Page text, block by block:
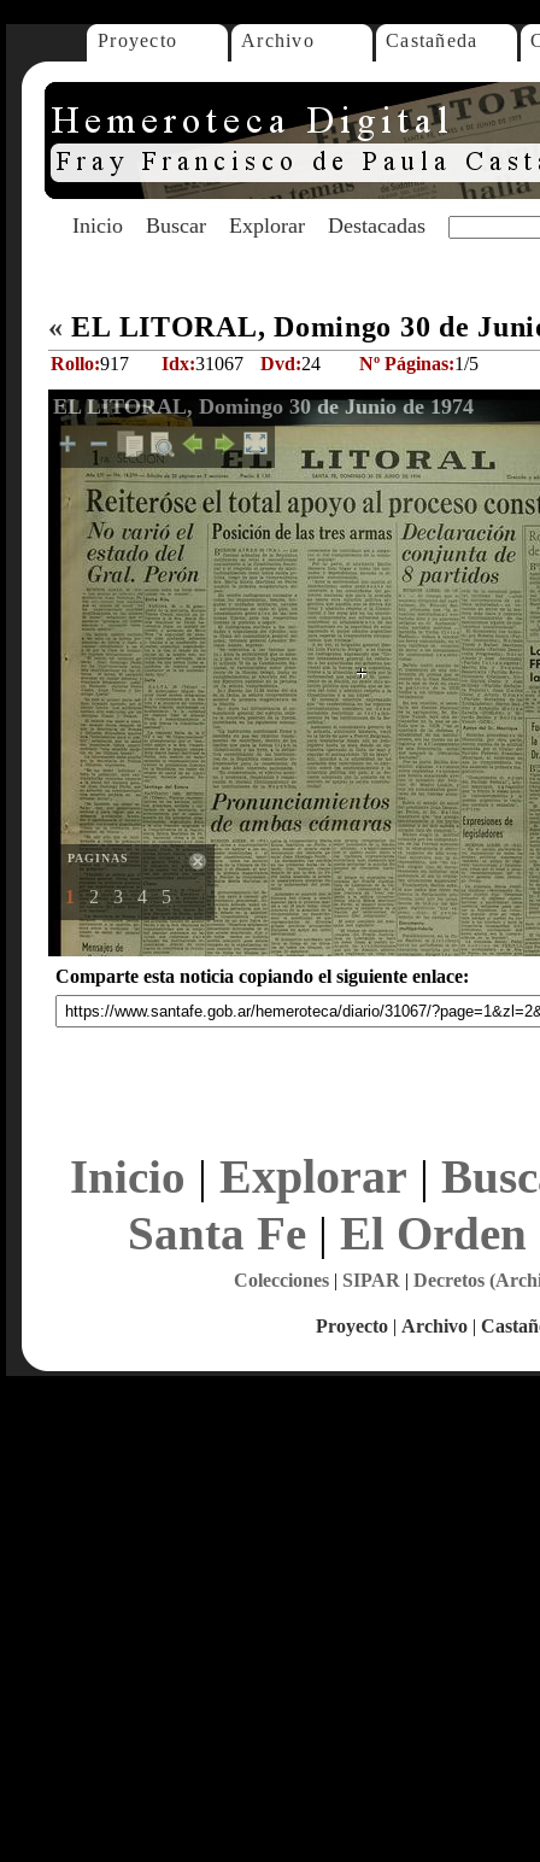
Proyecto Archivo Castañeda
Inicio Buscar Explorar Destacadas
« EL LITORAL, Domingo 30 de
Rollo:917 Idx:31067 Dvd:24 Nº Páginas:1/5
EL LITORAL, Domingo 30 de Junio de 1974
PAGINAS
1 2 3 4 5
Comparte esta noticia copiando el siguiente enlace:
Inicio | Explorar |
Santa Fe| El Orden
Colecciones| SIPAR | Decretos
Proyecto | Archivo |